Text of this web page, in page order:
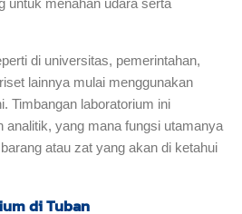
di universitas, pemerintahan,
lainnya mulai menggunakan
Timbangan laboratorium ini
analitik, yang mana fungsi utamanya
atau zat yang akan di ketahui
di Tuban